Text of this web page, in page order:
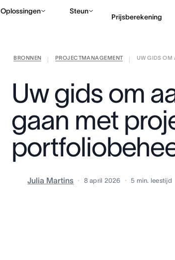
Oplossingen Steun
Prijsberekening
BRONNEN PROJECTMANAGEMENT UW GIDS OM
Uw gids om
gaan met
Julia Martins 8 april 2026 5 min. leestijd